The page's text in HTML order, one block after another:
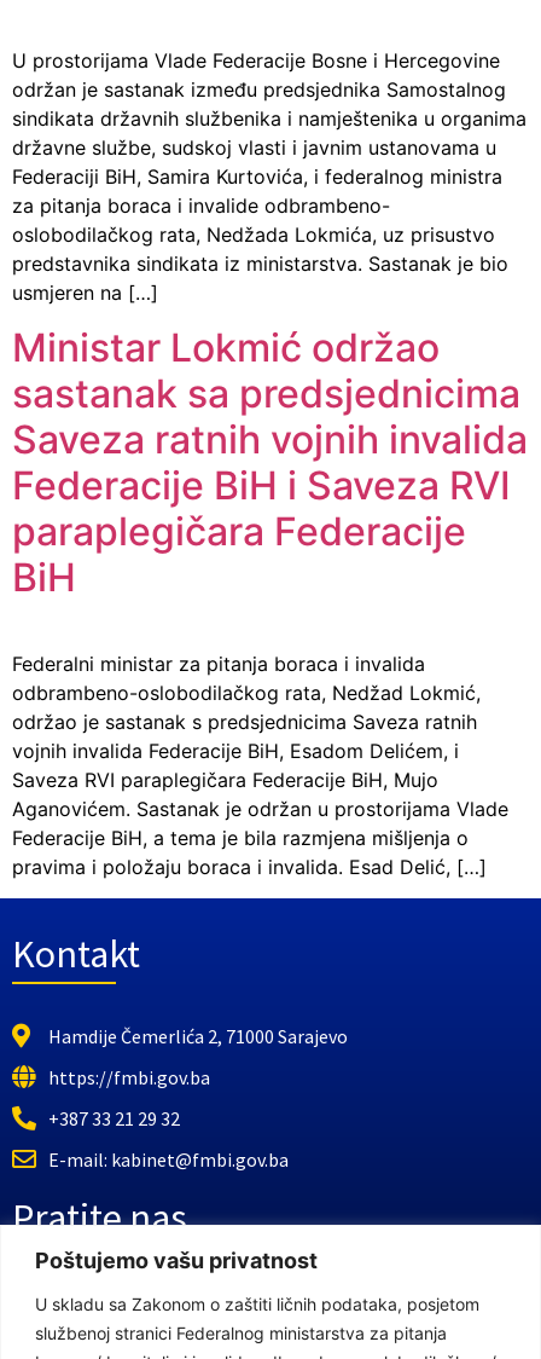
Poštujemo vašu privatnost
U skladu sa Zakonom o zaštiti ličnih podataka, posjetom
službenoj stranici Federalnog ministarstva za pitanja
U prostorijama Vlade Federacije Bosne i Hercegovine
održan je sastanak između predsjednika Samostalnog
sindikata državnih službenika i namještenika u organima
državne službe, sudskoj vlasti i javnim ustanovama u
Federaciji BiH, Samira Kurtovića, i federalnog ministra
za pitanja boraca i invalide odbrambeno-
oslobodilačkog rata, Nedžada Lokmića, uz prisustvo
predstavnika sindikata iz ministarstva. Sastanak je bio
usmjeren na […]
Ministar Lokmić održao
sastanak sa predsjednicima
Saveza ratnih vojnih invalida
Federacije BiH i Saveza RVI
paraplegičara Federacije
BiH
Federalni ministar za pitanja boraca i invalida
odbrambeno-oslobodilačkog rata, Nedžad Lokmić,
održao je sastanak s predsjednicima Saveza ratnih
vojnih invalida Federacije BiH, Esadom Delićem, i
Saveza RVI paraplegičara Federacije BiH, Mujo
Aganovićem. Sastanak je održan u prostorijama Vlade
Federacije BiH, a tema je bila razmjena mišljenja o
pravima i položaju boraca i invalida. Esad Delić, […]
Kontakt
Hamdije Čemerlića 2, 71000 Sarajevo
https://fmbi.gov.ba
+387 33 21 29 32
E-mail: kabinet@fmbi.gov.ba
Pratite nas
Facebook Stranica
Youtube Kanal